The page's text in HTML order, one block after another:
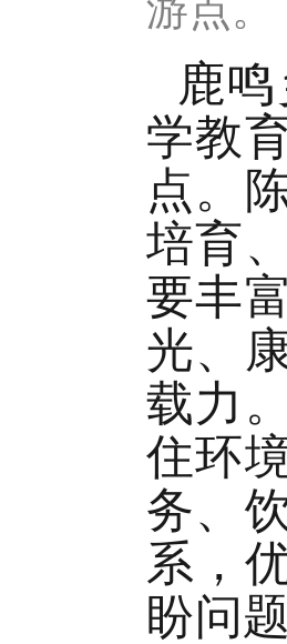
游点。
鹿
学教
点。
培育
要丰
光、
载力
住环
务、
系，
盼问